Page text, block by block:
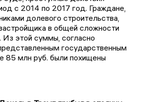
с 2014 по 2017 год. Граждане,
долевого строительства,
в общей сложности
этой суммы, согласно
государственным
85 млн руб. были похищены